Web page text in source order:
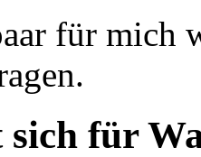
für mich
sich für